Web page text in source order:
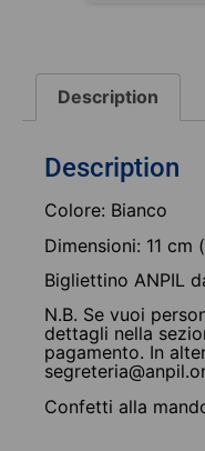
Description
Description
Colore: Bianco
Dimensioni: 11 cm
Bigliettino ANPIL
N.B. Se vuoi
dettagli nella
pagamento. In
Confetti alla